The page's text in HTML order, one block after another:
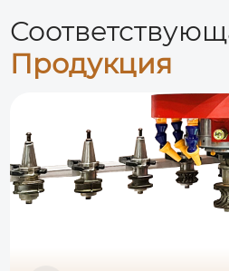
Продукция